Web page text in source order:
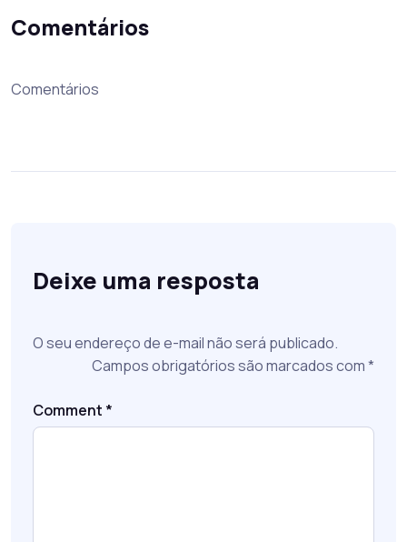
Comentários
Comentários
Deixe uma resposta
O seu endereço de e-mail não será publicado.
Campos obrigatórios são marcados com*
Comment *